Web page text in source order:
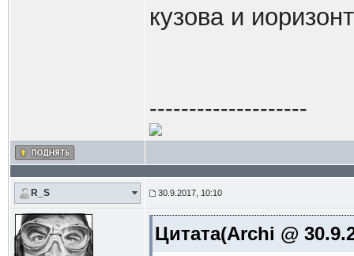
кузова и
--------------------
R_S 30.9.2017, 10:10
Цитата(Archi @